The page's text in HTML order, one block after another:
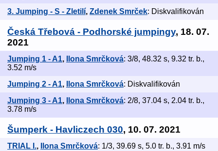
3. Jumping - S - Zletilí, Zdenek Smrček: Diskvalifikován
Česká Třebová - Podhorské jumpingy, 18. 07.
2021
Jumping 1 - A1, Ilona Smrčková: 3/8, 48.32 s, 9.32 tr. b.,
3.52 m/s
Jumping 2 - A1, Ilona Smrčková: Diskvalifikován
Jumping 3 - A1, Ilona Smrčková: 2/8, 37.04 s, 2.04 tr. b.,
3.78 m/s
Šumperk - Havliczech 030, 10. 07. 2021
TRIAL I., Ilona Smrčková: 1/3, 39.69 s, 5.0 tr. b., 3.91 m/s